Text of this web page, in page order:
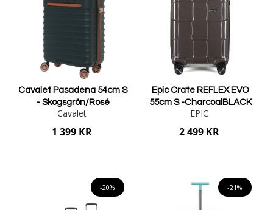
Cavalet Pasadena 54cm S
- Skogsgrön/Rosé
Cavalet
1 399 KR
Epic Crate REFLEX EVO
55cm S -CharcoalBLACK
EPIC
2 499 KR
-20% -21%